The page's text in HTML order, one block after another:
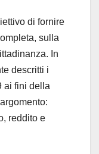
di fornire
sulla
In
descritti i
ai fini della
reddito e